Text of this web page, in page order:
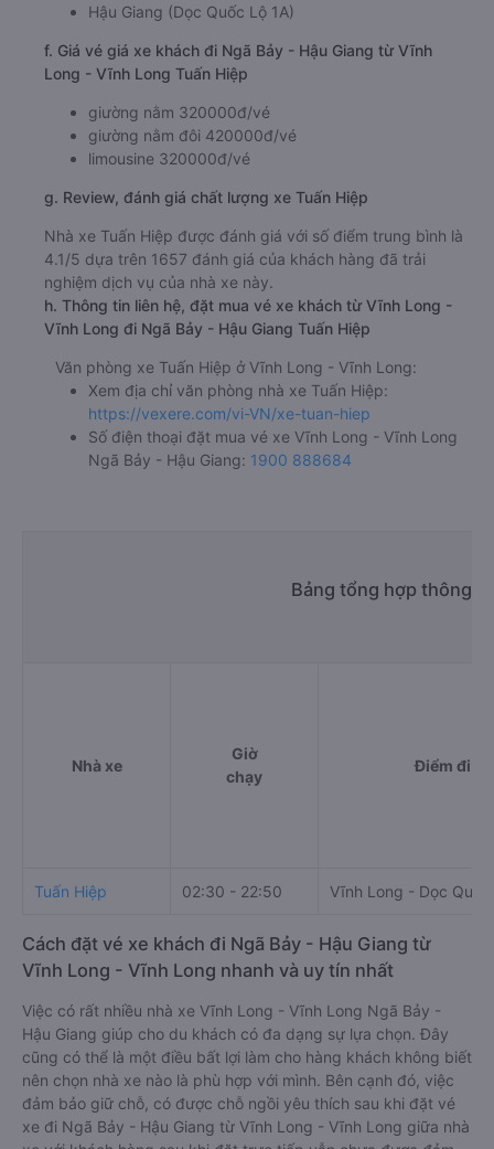
Hậu Giang (Dọc Quốc Lộ 1A)
f. Giá vé giá xe khách đi Ngã Bảy - Hậu Giang từ Vĩnh
Long - Vĩnh Long Tuấn Hiệp
giường nằm 320000đ/vé
giường nằm đôi 420000đ/vé
limousine 320000đ/vé
g. Review, đánh giá chất lượng xe Tuấn Hiệp
Nhà xe Tuấn Hiệp được đánh giá với số điểm trung bình là
4.1/5 dựa trên 1657 đánh giá của khách hàng đã trải
nghiệm dịch vụ của nhà xe này.
h. Thông tin liên hệ, đặt mua vé xe khách từ Vĩnh Long -
Vĩnh Long đi Ngã Bảy - Hậu Giang Tuấn Hiệp
Văn phòng xe Tuấn Hiệp ở Vĩnh Long - Vĩnh Long:
Xem địa chỉ văn phòng nhà xe Tuấn Hiệp:
https://vexere.com/vi-VN/xe-tuan-hiep
Số điện thoại đặt mua vé xe Vĩnh Long - Vĩnh Long
Ngã Bảy - Hậu Giang: 1900 888684
Bảng tổng hợp thông
Nhà xe
Giờ
chạy
Điểm đi
Tuấn Hiệp 02:30 - 22:50 Vĩnh Long - Dọc Quốc
Cách đặt vé xe khách đi Ngã Bảy - Hậu Giang từ
Vĩnh Long - Vĩnh Long nhanh và uy tín nhất
Việc có rất nhiều nhà xe Vĩnh Long - Vĩnh Long Ngã Bảy -
Hậu Giang giúp cho du khách có đa dạng sự lựa chọn. Đây
cũng có thể là một điều bất lợi làm cho hàng khách không biết
nên chọn nhà xe nào là phù hợp với mình. Bên cạnh đó, việc
đảm bảo giữ chỗ, có được chỗ ngồi yêu thích sau khi đặt vé
xe đi Ngã Bảy - Hậu Giang từ Vĩnh Long - Vĩnh Long giữa nhà